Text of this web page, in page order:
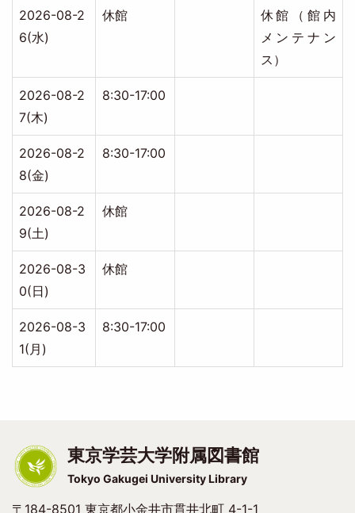
2026-08-2
6(水)
休館
休館（館内
メンテナン
ス）
2026-08-2
7(木)
8:30-17:00
2026-08-2
8(金)
8:30-17:00
2026-08-2
9(土)
休館
2026-08-3
0(日)
休館
2026-08-3
1(月)
8:30-17:00
東京学芸大学附属図書館
Tokyo Gakugei University Library
〒184-8501 東京都小金井市貫井北町 4-1-1